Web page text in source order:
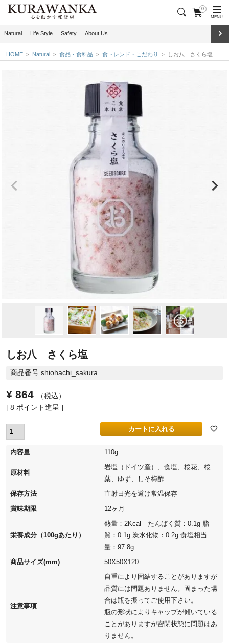
0
MENU
Natural Life Style Safety About Us
HOME Natural 食品・食料品 食トレンド・こだわり しお八 さくら塩
しお八 さくら塩
商品番号 shiohachi_sakura
¥ 864
税込
[ 8 ポイント進呈 ]
カートに入れる
内容量 110g
原材料
岩塩（ドイツ産）、食塩、桜花、桜
葉、ゆず、しそ梅酢
保存方法
直射日光を避け常温保存
賞味期限
12ヶ月
栄養成分（100gあたり）
熱量：2Kcal たんぱく質：0.1g 脂
質：0.1g 炭水化物：0.2g 食塩相当
量：97.8g
商品サイズ(mm)
50X50X120
注意事項
自重により固結することがありますが
品質には問題ありません。固まった場
合は瓶を振ってご使用下さい。
瓶の形状によりキャップが傾いている
ことがありますが密閉状態に問題はあ
りません。